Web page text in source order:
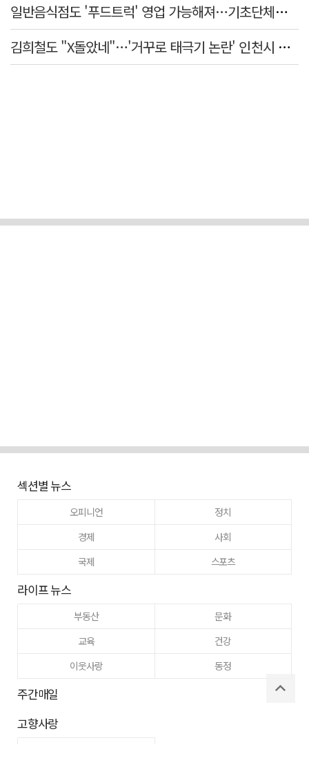
일반음식점도 '푸드트럭' 영업 가능해져…기초단체별 조례 개정 움직임
김희철도 "X돌았네"…'거꾸로 태극기 논란' 인천시 현수막, 이틀 만에 철거
섹션별 뉴스
오피니언
정치
경제
사회
국제
스포츠
라이프 뉴스
부동산
문화
교육
건강
이웃사랑
동정
주간매일
고향사랑